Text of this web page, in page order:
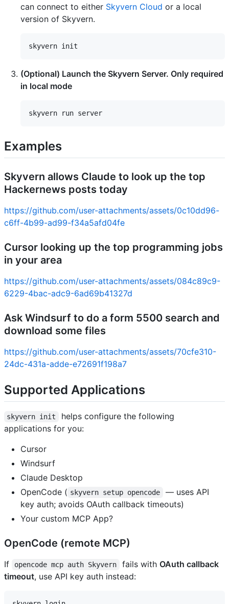
can connect to either Skyvern Cloud or a local
version of Skyvern.
(Optional) Launch the Skyvern Server. Only required
in local mode
Examples
Skyvern allows Claude to look up the top
Hackernews posts today
https://github.com/user-attachments/assets/0c10dd96-
c6ff-4b99-ad99-f34a5afd04fe
Cursor looking up the top programming jobs
in your area
https://github.com/user-attachments/assets/084c89c9-
6229-4bac-adc9-6ad69b41327d
Ask Windsurf to do a form 5500 search and
download some files
https://github.com/user-attachments/assets/70cfe310-
24dc-431a-adde-e72691f198a7
Supported Applications
skyvern init
helps configure the following
applications for you:
Cursor
Windsurf
Claude Desktop
OpenCode ( skyvern setup opencode
— uses API
key auth; avoids OAuth callback timeouts)
Your custom MCP App?
OpenCode (remote MCP)
If opencode mcp auth Skyvern fails with OAuth callback
timeout, use API key auth instead: